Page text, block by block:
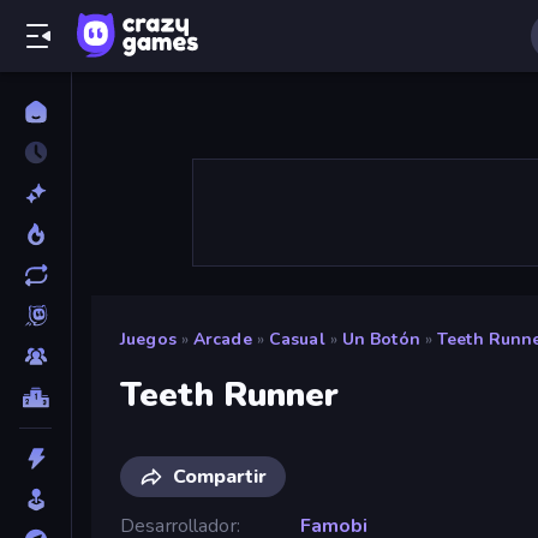
Juegos » Arcade » Casual » Un Botón » Teeth
Teeth Runner
Compartir
Desarrollador
Famobi